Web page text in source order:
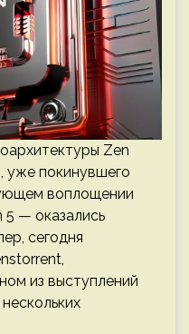
Zen
уже покинувшего
воплощении
— оказались
сегодня
из выступлений